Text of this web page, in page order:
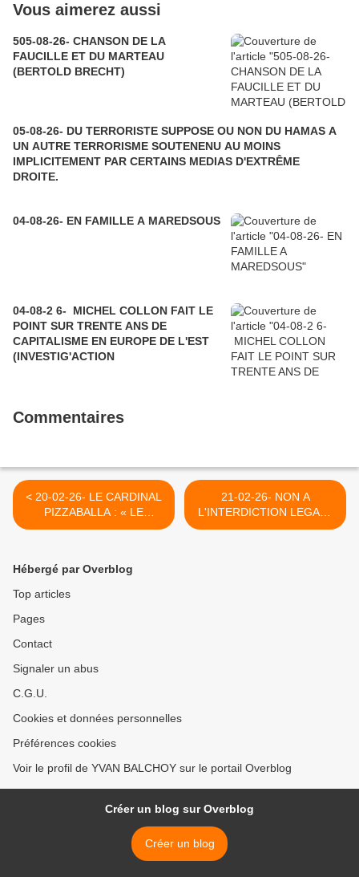
Vous aimerez aussi
505-08-26- CHANSON DE LA
FAUCILLE ET DU MARTEAU
(BERTOLD BRECHT)
05-08-26- DU TERRORISTE SUPPOSE OU NON DU HAMAS A
UN AUTRE TERRORISME SOUTENENU AU MOINS
IMPLICITEMENT PAR CERTAINS MEDIAS D'EXTRÊME
DROITE.
04-08-26- EN FAMILLE A MAREDSOUS
04-08-2 6- MICHEL COLLON FAIT LE
POINT SUR TRENTE ANS DE
CAPITALISME EN EUROPE DE L'EST
(INVESTIG'ACTION
Commentaires
< 20-02-26- LE CARDINAL
PIZZABALLA : « LE
CONSEIL DE LA PAIX DE
COLONIALISTE »
21-02-26- NON A
L'INTERDICTION LEGALE
DE CONDAMNER LE
Hébergé par Overblog
Top articles
Pages
Contact
Signaler un abus
C.G.U.
Cookies et données personnelles
Préférences cookies
Voir le profil de YVAN BALCHOY sur le portail Overblog
Créer un blog sur Overblog
Créer un blog